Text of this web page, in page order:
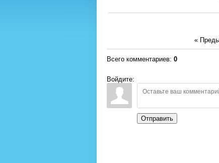
«
Всего комментариев: 0
Войдите:
Отправить